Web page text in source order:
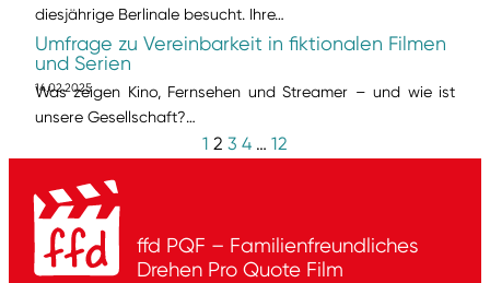
diesjährige Berlinale besucht. Ihre…
Umfrage zu Vereinbarkeit in fiktionalen Filmen
und Serien
14.02.2025
Was zeigen Kino, Fernsehen und Streamer – und wie ist
unsere Gesellschaft?…
1 2 3 4 … 12
ffd PQF – Familienfreundliches
Drehen Pro Quote Film